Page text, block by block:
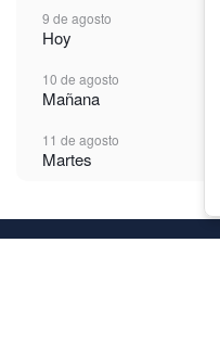
9 de agosto
Hoy
10 de agosto
Mañana
11 de agosto
Martes
Miércoles